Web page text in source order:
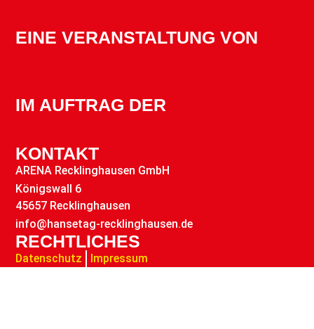
EINE VERANSTALTUNG VON
IM AUFTRAG DER
KONTAKT
ARENA Recklinghausen GmbH
Königswall 6
45657 Recklinghausen
info@hansetag-recklinghausen.de
RECHTLICHES
Datenschutz Impressum